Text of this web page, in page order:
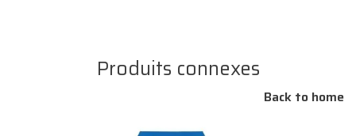
Produits connexes
Back to home